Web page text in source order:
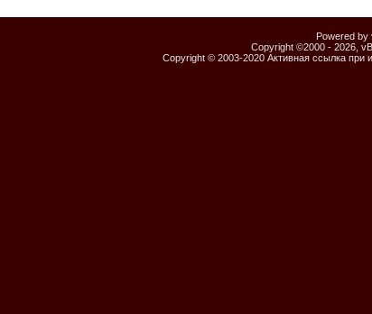
Powered by
Copyright ©2000 - 2026,
Copyright © 2003-2020 Активная ссылка при